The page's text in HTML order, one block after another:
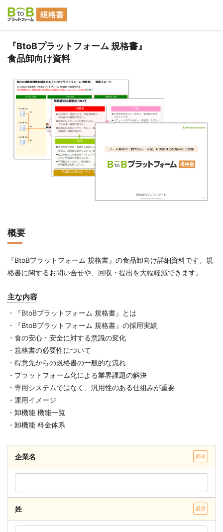
『BtoBプラットフォーム 規格書』
食品卸向け資料
概要
『BtoBプラットフォーム 規格書』の食品卸向け詳細資料です。規
格書に関するお問い合せや、回収・提出を大幅軽減できます。
主な内容
・『BtoBプラットフォーム 規格書』とは
・『BtoBプラットフォーム 規格書』の採用実績
・食の安心・安全に対する意識の変化
・規格書の必要性について
・得意先からの規格書の一般的な流れ
・プラットフォーム化による業界課題の解決
・専用システムではなく、汎用性のある仕組みが重要
・運用イメージ
・卸機能 機能一覧
・卸機能 料金体系
企業名 必須
姓 必須